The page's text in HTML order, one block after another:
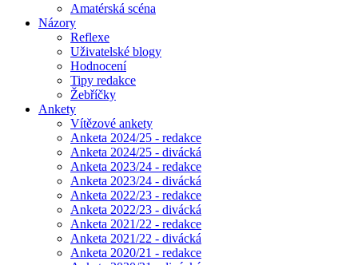
Amatérská scéna
Názory
Reflexe
Uživatelské blogy
Hodnocení
Tipy redakce
Žebříčky
Ankety
Vítězové ankety
Anketa 2024/25 - redakce
Anketa 2024/25 - divácká
Anketa 2023/24 - redakce
Anketa 2023/24 - divácká
Anketa 2022/23 - redakce
Anketa 2022/23 - divácká
Anketa 2021/22 - redakce
Anketa 2021/22 - divácká
Anketa 2020/21 - redakce